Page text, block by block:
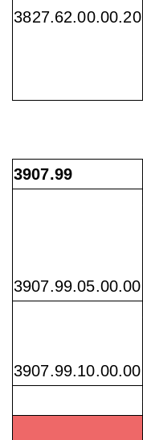
3827.62.00.00.20
3907.99
3907.99.05.00.00
3907.99.10.00.00